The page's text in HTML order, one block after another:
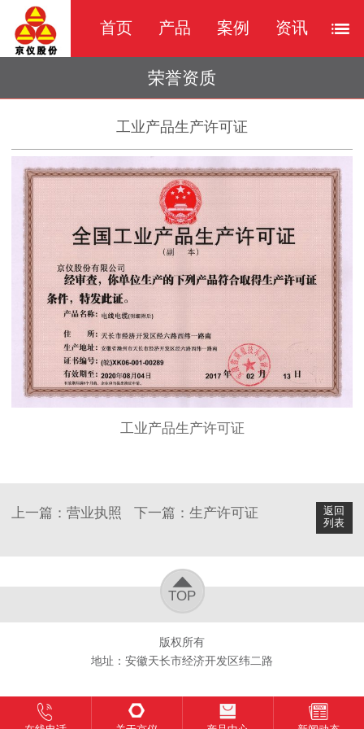
首页 产品 案例 资讯
荣誉资质
工业产品生产许可证
工业产品生产许可证
返回
列表
上一篇： 营业执照 下一篇： 生产许可证
TOP
版权所有
地址：安徽天长市经济开发区纬二路